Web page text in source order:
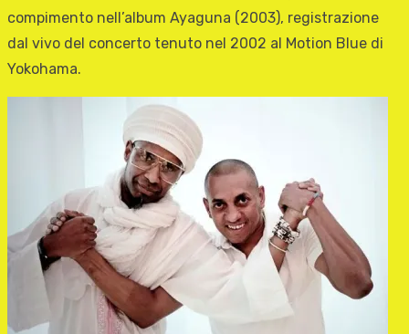
compimento nell’album Ayaguna (2003), registrazione
dal vivo del concerto tenuto nel 2002 al Motion Blue di
Yokohama.